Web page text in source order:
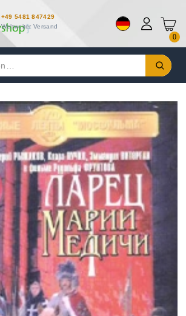
+49 5481 847429
Weltweiter Versand
0